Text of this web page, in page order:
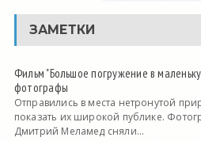
ЗАМЕТКИ
Фильм "Большое погружение в
фотографы
Отправились в места нетронутой
показать их широкой публике.
Дмитрий Меламед сняли...